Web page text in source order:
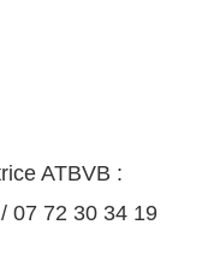
ATBVB :
07 72 30 34 19